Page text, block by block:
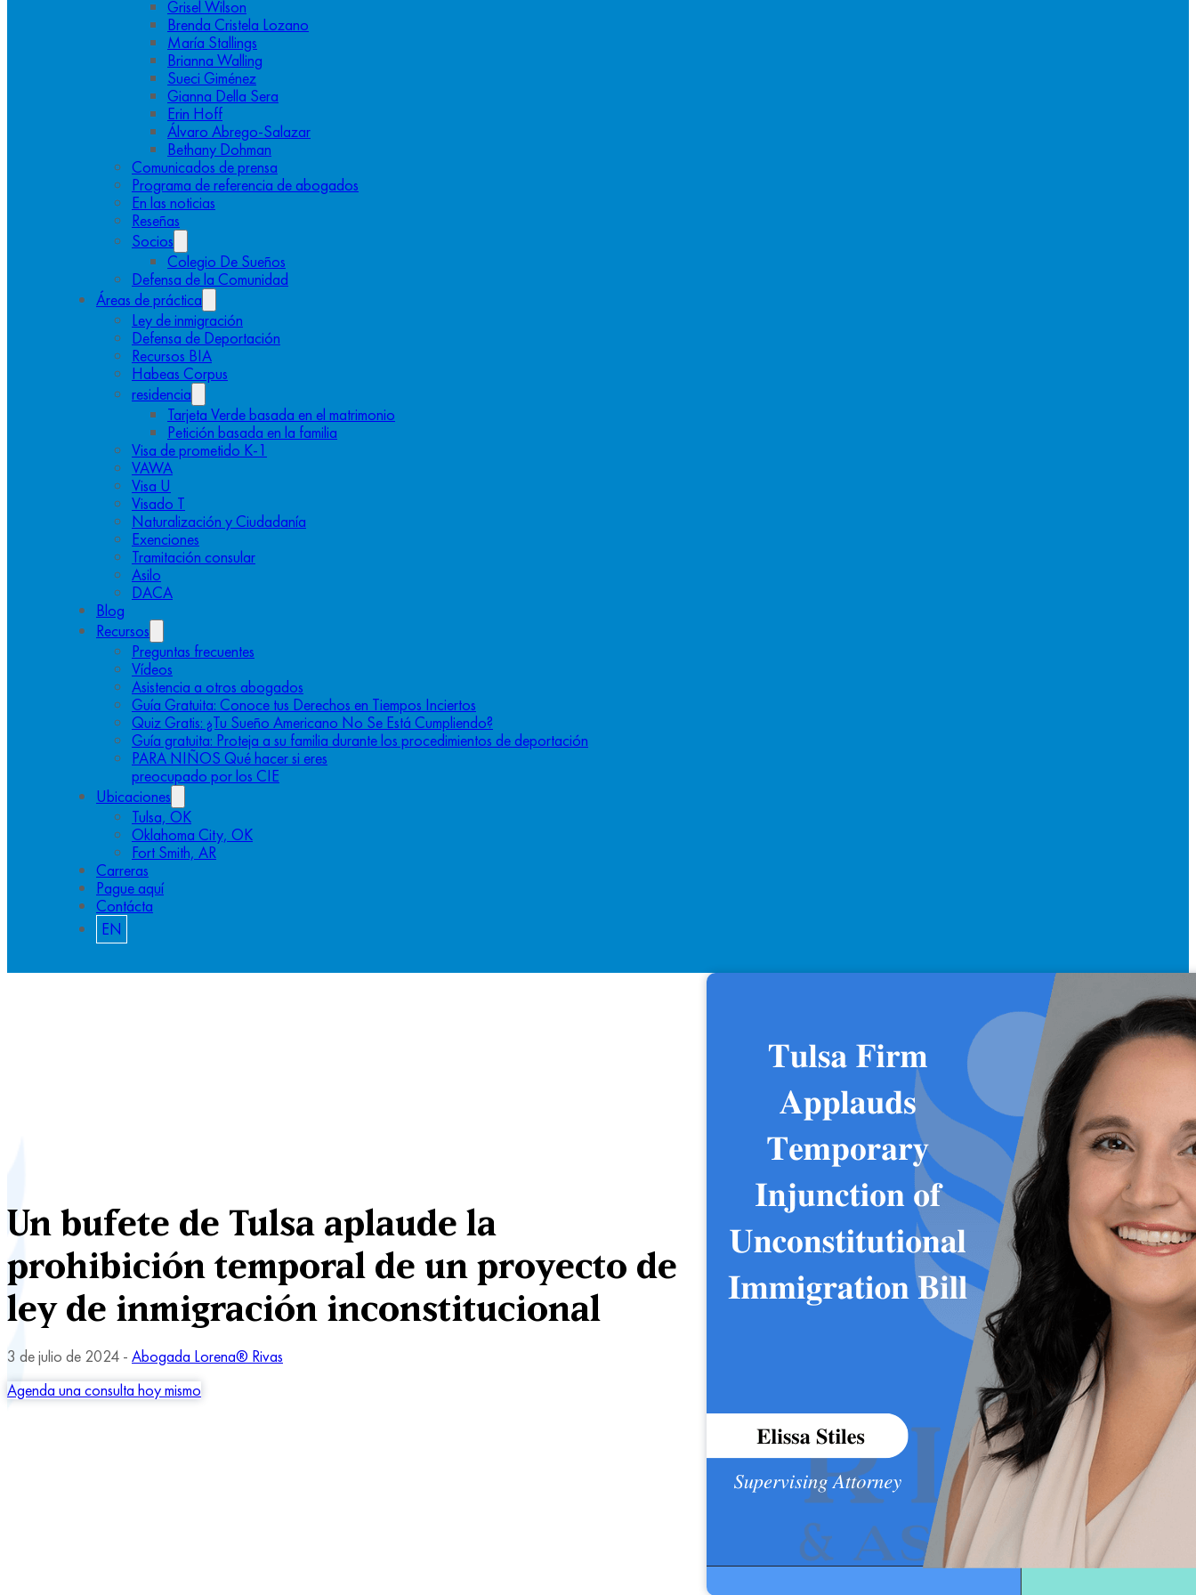
Grisel Wilson
Brenda Cristela Lozano
María Stallings
Brianna Walling
Sueci Giménez
Gianna Della Sera
Erin Hoff
Álvaro Abrego-Salazar
Bethany Dohman
Comunicados de prensa
Programa de referencia de abogados
En las noticias
Reseñas
Socios
Colegio De Sueños
Defensa de la Comunidad
Áreas de práctica
Ley de inmigración
Defensa de Deportación
Recursos BIA
Habeas Corpus
residencia
Tarjeta Verde basada en el matrimonio
Petición basada en la familia
Visa de prometido K-1
VAWA
Visa U
Visado T
Naturalización y Ciudadanía
Exenciones
Tramitación consular
Asilo
DACA
Blog
Recursos
Preguntas frecuentes
Vídeos
Asistencia a otros abogados
Guía Gratuita: Conoce tus Derechos en Tiempos Inciertos
Quiz Gratis: ¿Tu Sueño Americano No Se Está Cumpliendo?
Guía gratuita: Proteja a su familia durante los procedimientos de deportación
PARA NIÑOS Qué hacer si eres
preocupado por los CIE
Ubicaciones
Tulsa, OK
Oklahoma City, OK
Fort Smith, AR
Carreras
Pague aquí
Contácta
EN
Un bufete de Tulsa aplaude la
prohibición temporal de un proyecto de
ley de inmigración inconstitucional
3 de julio de 2024 - Abogada Lorena® Rivas
Agenda una consulta hoy mismo